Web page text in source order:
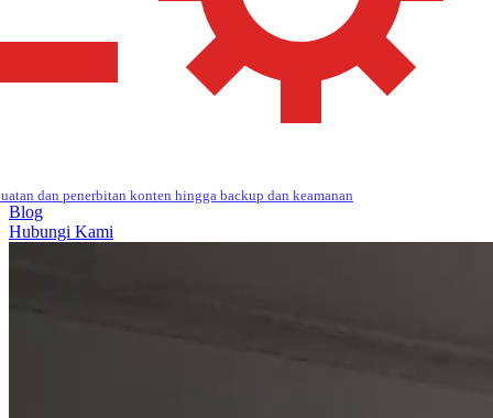
dan penerbitan konten hingga backup dan keamanan
Blog
Hubungi Kami